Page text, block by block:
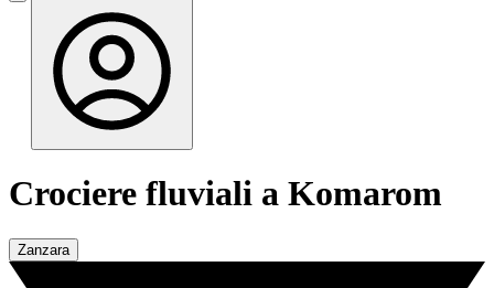
Crociere fluviali a Komarom
Zanzara